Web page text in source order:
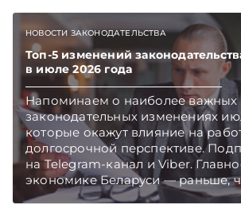
воспользоваться механизмом
кредитования для реализации
партнерам из Мьянмы. Об этих и
новостях – в обзоре правовых
опубликованных в первую
Подписывайтесь на
Главное об экономике
чем в новостях TelegramViber
НОВОСТИ ЗАКОНОДАТЕЛЬСТВА
Топ-5 изменений
в июле 2026 года
Напоминаем о наиболее важных
законодательных изменениях
которые окажут влияние на
долгосрочной перспективе.
на Telegram‑канал и Viber.
экономике Беларуси — раньше,
TelegramViber